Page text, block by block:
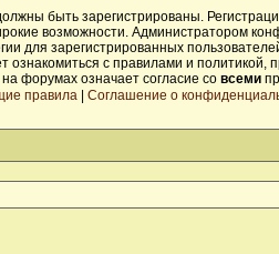
быть зарегистрированы.
возможности. Администратором
для зарегистрированных
ознакомиться с правилами и
форумах означает согласие со всеми
правила
Соглашение о